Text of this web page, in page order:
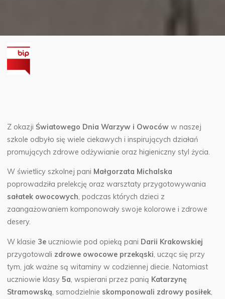
Z okazjiŚwiatowego Dnia Warzyw i Owoców w naszej
szkole odbyło się wiele ciekawych i inspirujących działań
promujących zdrowe odżywianie oraz higieniczny styl życia.
W świetlicy szkolnej pani Małgorzata Michalska
poprowadziła prelekcję oraz warsztaty przygotowywania
sałatek owocowych, podczas których dzieci z
zaangażowaniem komponowały swoje kolorowe i zdrowe
desery.
W klasie 3e uczniowie pod opieką pani Darii Krakowskiej
przygotowali zdrowe owocowe przekąski, ucząc się przy
tym, jak ważne są witaminy w codziennej diecie. Natomiast
uczniowie klasy 5a, wspierani przez panią Katarzynę
Stramowską, samodzielnie skomponowali zdrowy posiłek,